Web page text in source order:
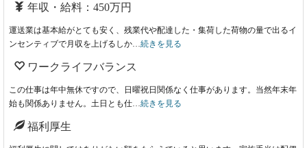
年収・給料：450万円
運送業は基本給がとても安く、残業代や配達した・集荷した荷物の量で出るイ
ンセンティブで月収を上げるしか… 続きを見る
ワークライフバランス
この仕事は年中無休ですので、日曜祝日関係なく仕事があります。当然年末年
始も関係ありません。土日とも仕… 続きを見る
福利厚生